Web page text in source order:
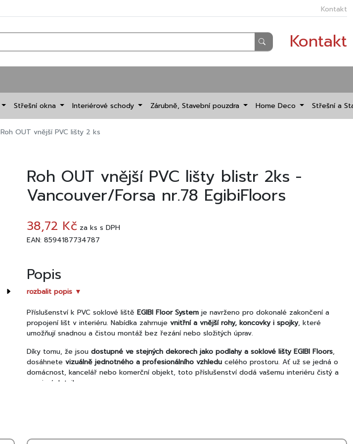
Kontakt
Kontakt
Střešní okna Interiérové schody Zárubně, Stavební pouzdra Home Deco Střešní a
Roh OUT vnější PVC lišty 2 ks
Roh OUT vnější PVC lišty blistr 2ks -
Vancouver/Forsa nr.78 EgibiFloors
38,72 Kč za ks s DPH
EAN: 8594187734787
Popis
rozbalit popis ▼
Příslušenství k PVC soklové liště EGIBI Floor System je navrženo pro dokonalé zakončení a
propojení lišt v interiéru. Nabídka zahrnuje vnitřní a vnější rohy, koncovky i spojky, které
umožňují snadnou a čistou montáž bez řezání nebo složitých úprav.
Díky tomu, že jsou dostupné ve stejných dekorech jako podlahy a soklové lišty EGIBI Floors,
dosáhnete vizuálně jednotného a profesionálního vzhledu celého prostoru. Ať už se jedná o
domácnost, kancelář nebo komerční objekt, toto příslušenství dodá vašemu interiéru čistý a
precizní detail.
před poškozením či nečistotami, čímž zajišťuje dlouhou životnost a čistý vzhled.